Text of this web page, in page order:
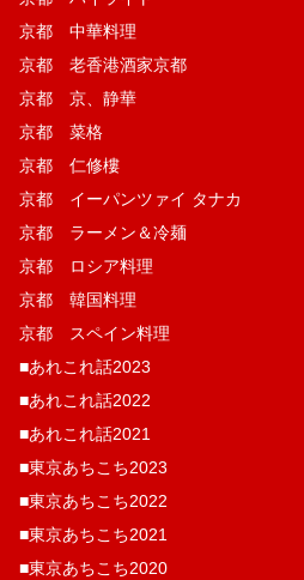
京都 中華料理
京都 老香港酒家京都
京都 京、静華
京都 菜格
京都 仁修樓
京都 イーパンツァイ タナカ
京都 ラーメン＆冷麺
京都 ロシア料理
京都 韓国料理
京都 スペイン料理
■あれこれ話2023
■あれこれ話2022
■あれこれ話2021
■東京あちこち2023
■東京あちこち2022
■東京あちこち2021
■東京あちこち2020